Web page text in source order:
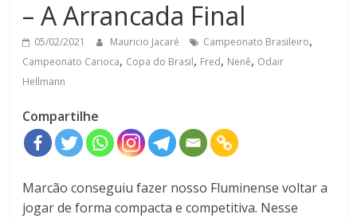
– A Arrancada Final
05/02/2021 Mauricio Jacaré Campeonato Brasileiro,
Campeonato Carioca, Copa do Brasil, Fred, Nenê, Odair
Hellmann
Compartilhe
Marcão conseguiu fazer nosso Fluminense voltar a
jogar de forma compacta e competitiva. Nesse